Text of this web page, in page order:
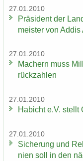
27.01.2010
Prä­si­dent der
meis­ter von Addis
27.01.2010
Ma­chern muss
rück­zah­len
27.01.2010
Ha­bicht e.V. stellt
27.01.2010
Si­che­rung und
nien soll in den